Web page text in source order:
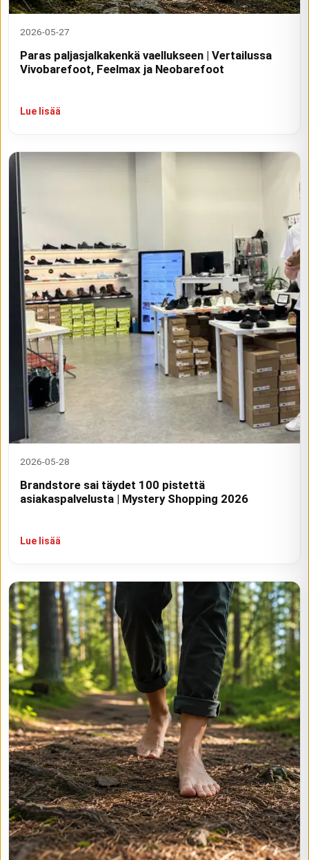
2026-05-27
Paras paljasjalkakenkä vaellukseen | Vertailussa
Vivobarefoot, Feelmax ja Neobarefoot
Lue lisää
2026-05-28
Brandstore sai täydet 100 pistettä
asiakaspalvelusta | Mystery Shopping 2026
Lue lisää